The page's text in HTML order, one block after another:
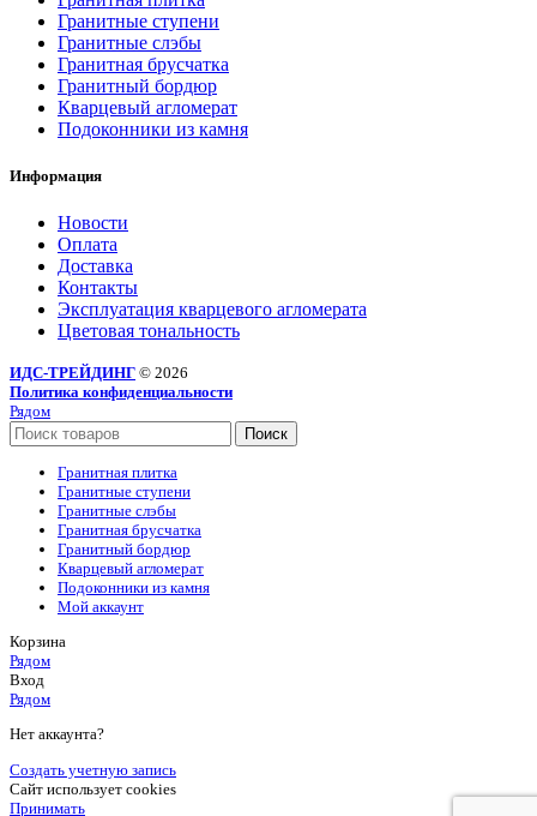
Гранитные ступени
Гранитные слэбы
Гранитная брусчатка
Гранитный бордюр
Кварцевый агломерат
Подоконники из камня
Информация
Новости
Оплата
Доставка
Контакты
Эксплуатация кварцевого агломерата
Цветовая тональность
ИДС-ТРЕЙДИНГ © 2026
Политика конфиденциальности
Рядом
Поиск
Гранитная плитка
Гранитные ступени
Гранитные слэбы
Гранитная брусчатка
Гранитный бордюр
Кварцевый агломерат
Подоконники из камня
Мой аккаунт
Корзина
Рядом
Вход
Рядом
Нет аккаунта?
Создать учетную запись
Сайт использует cookies
Принимать